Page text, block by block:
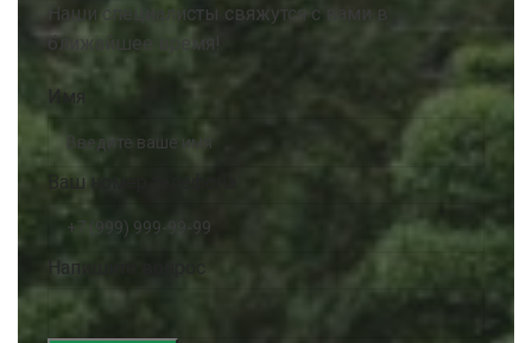
Наши специалисты свяжутся с вами в
ближайшее время!
Имя
Ваш номер телефона
Напишите вопрос